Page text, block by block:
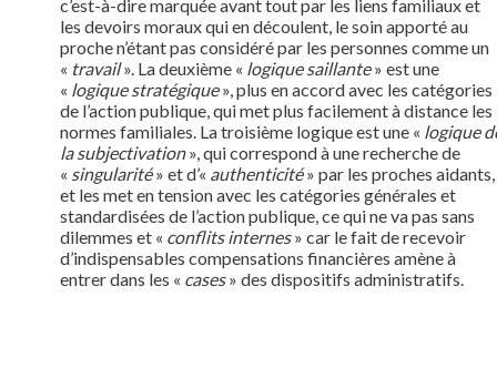
c’est-à-dire marquée avant tout par les liens familiaux et
les devoirs moraux qui en découlent, le soin apporté au
proche n’étant pas considéré par les personnes comme un
« travail». La deuxième « logique saillante» est une
« logique stratégique», plus en accord avec les catégories
de l’action publique, qui met plus facilement à distance les
normes familiales. La troisième logique est une « logique
la subjectivation», qui correspond à une recherche de
« singularité» et d’« authenticité» par les proches aidants,
et les met en tension avec les catégories générales et
standardisées de l’action publique, ce qui ne va pas sans
dilemmes et « conflits internes» car le fait de recevoir
d’indispensables compensations financières amène à
entrer dans les « cases» des dispositifs administratifs.